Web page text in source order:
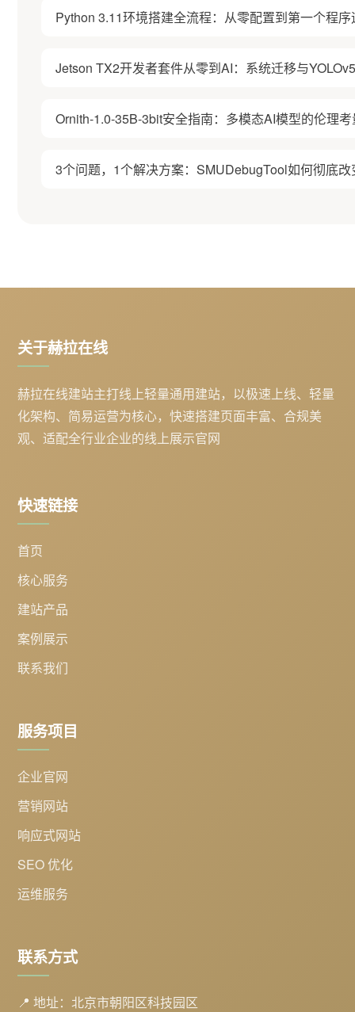
Python 3.11环境搭建全流程：从零配置到第一个程序
Jetson TX2开发者套件从零到AI：系统迁移与
Ornith-1.0-35B-3bit安全指南：多模态AI模型的伦理
3个问题，1个解决方案：SMUDebugTool如何彻底
关于赫拉在线
赫拉在线建站主打线上轻量通用建站，以极速上线、轻量
化架构、简易运营为核心，快速搭建页面丰富、合规美
观、适配全行业企业的线上展示官网
快速链接
首页
核心服务
建站产品
案例展示
联系我们
服务项目
企业官网
营销网站
响应式网站
SEO 优化
运维服务
联系方式
📍 地址：北京市朝阳区科技园区